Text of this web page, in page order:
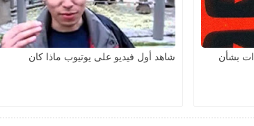
بشأن
شاهد أول فيديو على يوتيوب ماذا كان